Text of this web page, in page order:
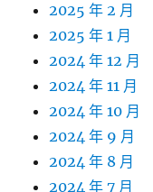
2025 年 2 月
2025 年 1 月
2024 年 12 月
2024 年 11 月
2024 年 10 月
2024 年 9 月
2024 年 8 月
2024 年 7 月